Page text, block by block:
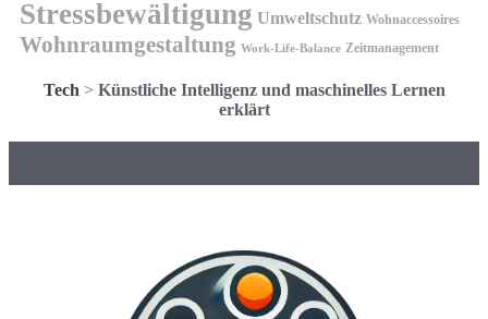
Stressbewältigung Umweltschutz Wohnaccessoires
Wohnraumgestaltung Work-Life-Balance Zeitmanagement
Tech > Künstliche Intelligenz und maschinelles Lernen
erklärt